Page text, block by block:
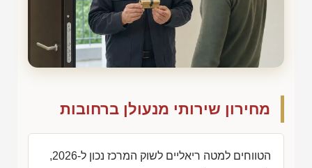
מחירון שירותי מנעולן ברחובות
הטווחים למטה ריאליים לשוק המרכז נכון ל-2026,